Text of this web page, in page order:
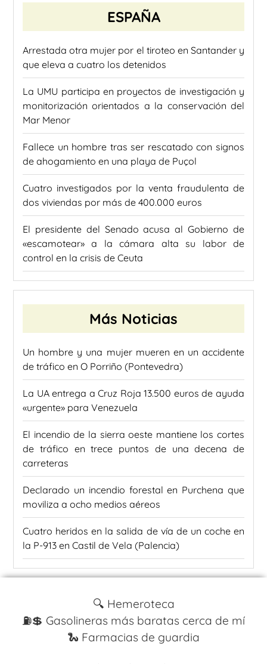
ESPAÑA
Arrestada otra mujer por el tiroteo en Santander y
que eleva a cuatro los detenidos
La UMU participa en proyectos de investigación y
monitorización orientados a la conservación del
Mar Menor
Fallece un hombre tras ser rescatado con signos
de ahogamiento en una playa de Puçol
Cuatro investigados por la venta fraudulenta de
dos viviendas por más de 400.000 euros
El presidente del Senado acusa al Gobierno de
«escamotear» a la cámara alta su labor de
control en la crisis de Ceuta
Más Noticias
Un hombre y una mujer mueren en un accidente
de tráfico en O Porriño (Pontevedra)
La UA entrega a Cruz Roja 13.500 euros de ayuda
«urgente» para Venezuela
El incendio de la sierra oeste mantiene los cortes
de tráfico en trece puntos de una decena de
carreteras
Declarado un incendio forestal en Purchena que
moviliza a ocho medios aéreos
Cuatro heridos en la salida de vía de un coche en
la P-913 en Castil de Vela (Palencia)
🔍 Hemeroteca
⛽️💲 Gasolineras más baratas cerca de mí
🐍 Farmacias de guardia